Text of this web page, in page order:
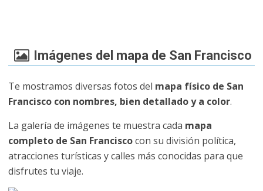
Imágenes del mapa de San Francisco
Te mostramos diversas fotos del mapa físico de San
Francisco con nombres, bien detallado y a color.
La galería de imágenes te muestra cada mapa
completo de San Franciscocon su división política,
atracciones turísticas y calles más conocidas para que
disfrutes tu viaje.